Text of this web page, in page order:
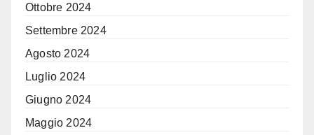
Ottobre 2024
Settembre 2024
Agosto 2024
Luglio 2024
Giugno 2024
Maggio 2024